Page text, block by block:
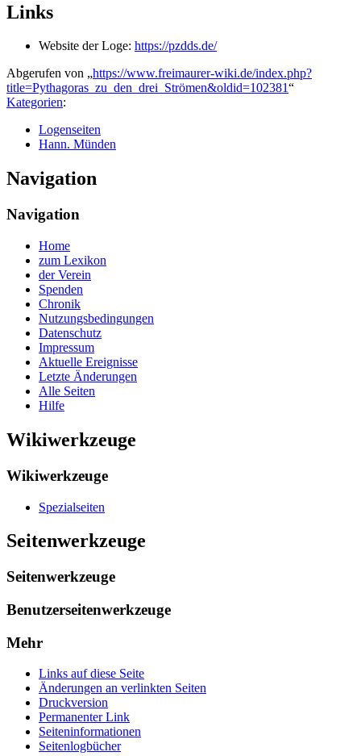
Links
Website der Loge: https://pzdds.de/
Abgerufen von „https://www.freimaurer-wiki.de/index.php?
title=Pythagoras_zu_den_drei_Strömen&oldid=102381“
Kategorien:
Logenseiten
Hann. Münden
Navigation
Navigation
Home
zum Lexikon
der Verein
Spenden
Chronik
Nutzungsbedingungen
Datenschutz
Impressum
Aktuelle Ereignisse
Letzte Änderungen
Alle Seiten
Hilfe
Wikiwerkzeuge
Wikiwerkzeuge
Spezialseiten
Seitenwerkzeuge
Seitenwerkzeuge
Benutzerseitenwerkzeuge
Mehr
Links auf diese Seite
Änderungen an verlinkten Seiten
Druckversion
Permanenter Link
Seiten­­informationen
Seitenlogbücher